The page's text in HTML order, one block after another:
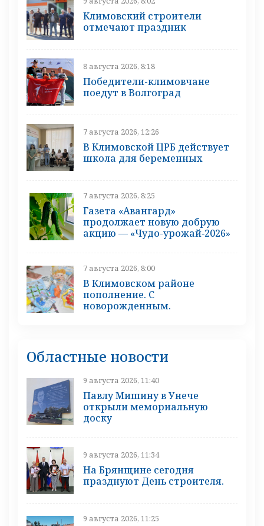
Климовский строители
отмечают праздник
8 августа 2026, 8:18
Победители-климовчане
поедут в Волгоград
7 августа 2026, 12:26
В Климовской ЦРБ действует
школа для беременных
7 августа 2026, 8:25
Газета «Авангард»
продолжает новую добрую
акцию — «Чудо-урожай‑2026»
7 августа 2026, 8:00
В Климовском районе
пополнение. С
новорожденным.
Областные новости
9 августа 2026, 11:40
Павлу Мишину в Унече
открыли мемориальную
доску
9 августа 2026, 11:34
На Брянщине сегодня
празднуют День строителя.
9 августа 2026, 11:25